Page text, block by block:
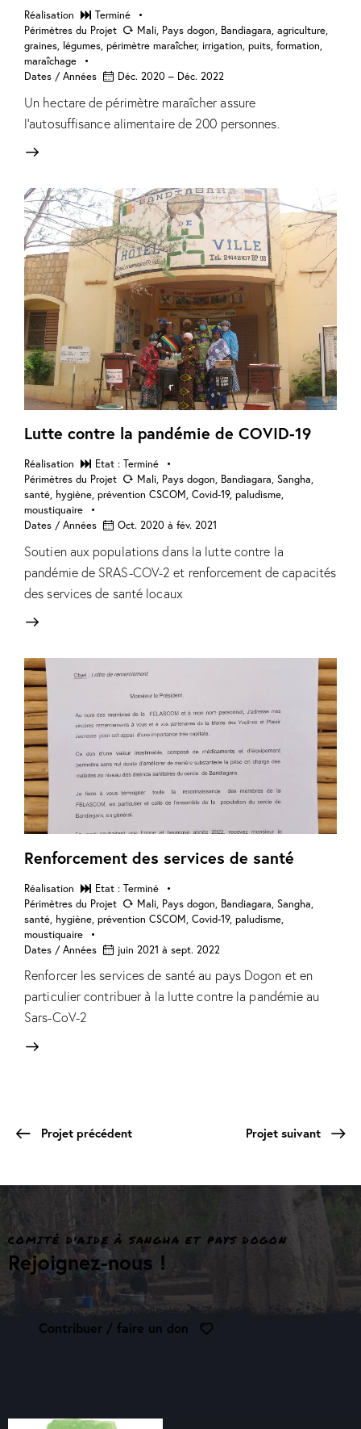
Réalisation
Terminé
Périmètres du Projet
Mali, Pays dogon, Bandiagara, agriculture,
graines, légumes, périmètre maraîcher, irrigation, puits, formation,
maraîchage
Dates / Années
Déc. 2020 – Déc. 2022
Un hectare de périmètre maraîcher assure
l’autosuffisance alimentaire de 200 personnes.
Lutte contre la pandémie de COVID-19
Réalisation
Etat : Terminé
Périmètres du Projet
Mali, Pays dogon, Bandiagara, Sangha,
santé, hygiène, prévention CSCOM, Covid-19, paludisme,
moustiquaire
Dates / Années
Oct. 2020 à fév. 2021
Soutien aux populations dans la lutte contre la
pandémie de SRAS-COV-2 et renforcement de capacités
des services de santé locaux
Renforcement des services de santé
Réalisation
Etat : Terminé
Périmètres du Projet
Mali, Pays dogon, Bandiagara, Sangha,
santé, hygiène, prévention CSCOM, Covid-19, paludisme,
moustiquaire
Dates / Années
juin 2021 à sept. 2022
Renforcer les services de santé au pays Dogon et en
particulier contribuer à la lutte contre la pandémie au
Sars-CoV-2
Projet précédent Projet suivant
COMITÉ D'AIDE À SANGHA ET PAYS DOGON
Rejoignez-nous !
Contribuer / faire un don